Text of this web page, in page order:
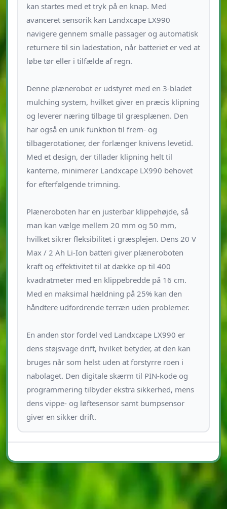
kan startes med et tryk på en knap. Med
avanceret sensorik kan Landxcape LX990
navigere gennem smalle passager og automatisk
returnere til sin ladestation, når batteriet er ved at
løbe tør eller i tilfælde af regn.
Denne plænerobot er udstyret med en 3-bladet
mulching system, hvilket giver en præcis klipning
og leverer næring tilbage til græsplænen. Den
har også en unik funktion til frem- og
tilbagerotationer, der forlænger knivens levetid.
Med et design, der tillader klipning helt til
kanterne, minimerer Landxcape LX990 behovet
for efterfølgende trimning.
Plæneroboten har en justerbar klippehøjde, så
man kan vælge mellem 20 mm og 50 mm,
hvilket sikrer fleksibilitet i græsplejen. Dens 20 V
Max / 2 Ah Li-Ion batteri giver plæneroboten
kraft og effektivitet til at dække op til 400
kvadratmeter med en klippebredde på 16 cm.
Med en maksimal hældning på 25% kan den
håndtere udfordrende terræn uden problemer.
En anden stor fordel ved Landxcape LX990 er
dens støjsvage drift, hvilket betyder, at den kan
bruges når som helst uden at forstyrre roen i
nabolaget. Den digitale skærm til PIN-kode og
programmering tilbyder ekstra sikkerhed, mens
dens vippe- og løftesensor samt bumpsensor
giver en sikker drift.